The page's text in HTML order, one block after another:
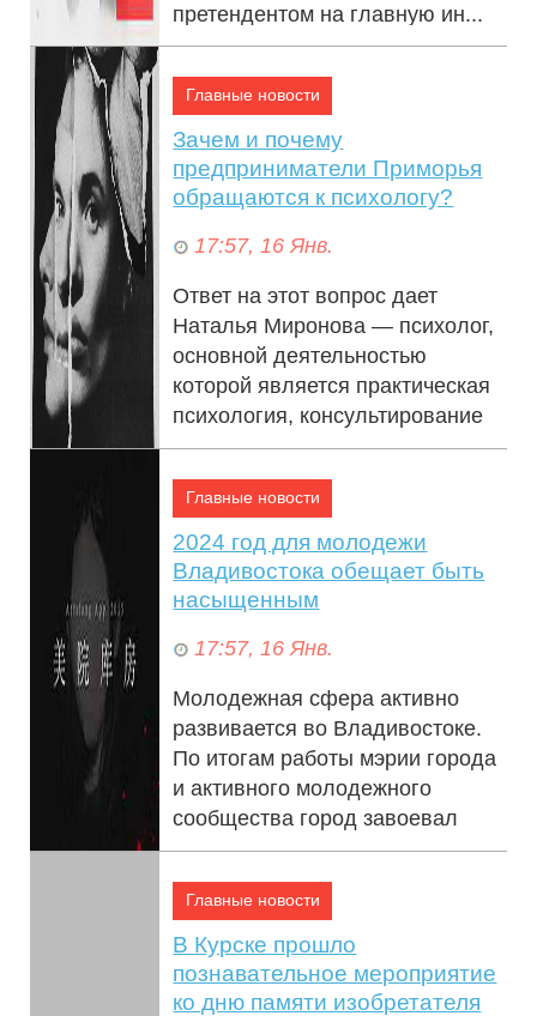
претендентом на главную ин...
Главные новости
Зачем и почему
предприниматели Приморья
обращаются к психологу?
17:57, 16 Янв.
Ответ на этот вопрос дает
Наталья Миронова — психолог,
основной деятельностью
которой является практическая
психология, консультирование
населения и ...
Главные новости
2024 год для молодежи
Владивостока обещает быть
насыщенным
17:57, 16 Янв.
Молодежная сфера активно
развивается во Владивостоке.
По итогам работы мэрии города
и активного молодежного
сообщества город завоевал
титул Молодежна...
Главные новости
В Курске прошло
познавательное мероприятие
ко дню памяти изобретателя